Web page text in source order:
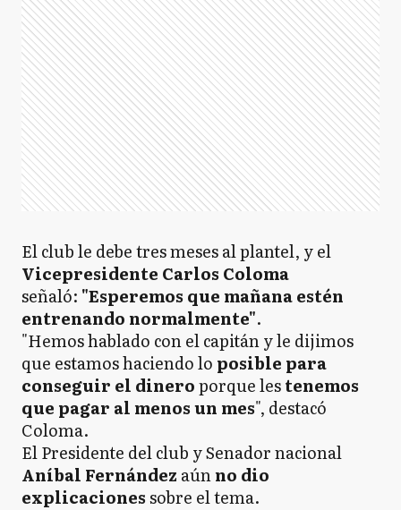
El club le debe tres meses al plantel, y el
Vicepresidente Carlos Coloma
señaló: "Esperemos que mañana estén
entrenando normalmente".
"Hemos hablado con el capitán y le dijimos
que estamos haciendo lo posible para
conseguir el dineroporque lestenemos
que pagar al menos un mes", destacó
Coloma.
El Presidente del club y Senador nacional
Aníbal Fernández aúnno dio
explicacionessobre el tema.